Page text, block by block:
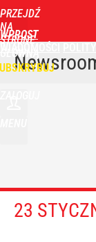
PRZEJDŹ
NA
STRONĘ
GŁÓWNĄ
WPROST
23